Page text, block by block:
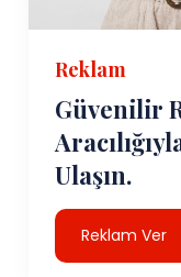
Reklam
Güvenilir
Ulaşın.
Reklam Ver